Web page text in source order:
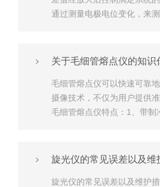
通过测量电极电位变化，来测
关于毛细管熔点仪的知识
毛细管熔点仪可以快速可靠
摄像技术，不仅为用户提供
毛细管熔点仪特点：1、带制
旋光仪的常见误差以及维
旋光仪的常见误差以及维护